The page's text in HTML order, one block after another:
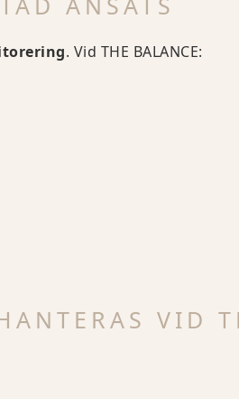
. Vid THE BALANCE:
VID